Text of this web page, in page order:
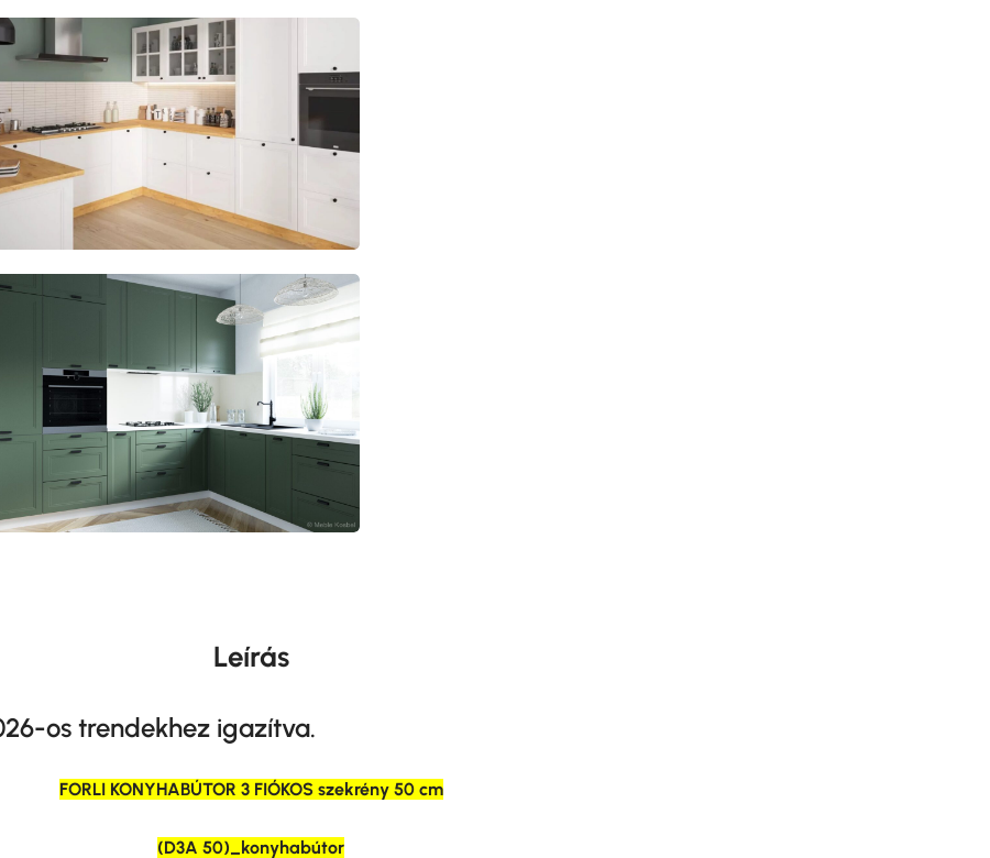
Leírás
os trendekhez igazítva.
FORLI KONYHABÚTOR 3 FIÓKOS szekrény 50 cm
(D3A 50)_konyhabútor